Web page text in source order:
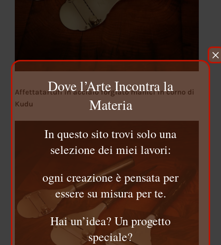
Affettatartufi in acciaio forgiato manici in corno di
Kudu
Dove l’Arte Incontra la
Materia
In questo sito trovi solo una
selezione dei miei lavori:
ogni creazione è pensata per
essere su misura per te.
Hai un’idea? Un progetto
speciale?
×